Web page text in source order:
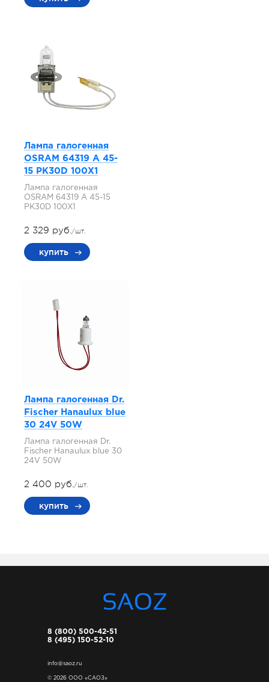
Лампа галогенная
OSRAM 64319 A 45-
15 PK30D 100X1
Лампа галогенная
OSRAM 64319 A 45-15
PK30D 100X1
2 329 руб./шт.
купить
Лампа галогенная Dr.
Fischer Hanaulux blue
30 24V 50W
Лампа галогенная Dr.
Fischer Hanaulux blue 30
24V 50W
2 400 руб./шт.
купить
8 (800) 500-42-51
8 (495) 150-52-10
info@saoz.ru
© 2026 ООО «САОЗ»